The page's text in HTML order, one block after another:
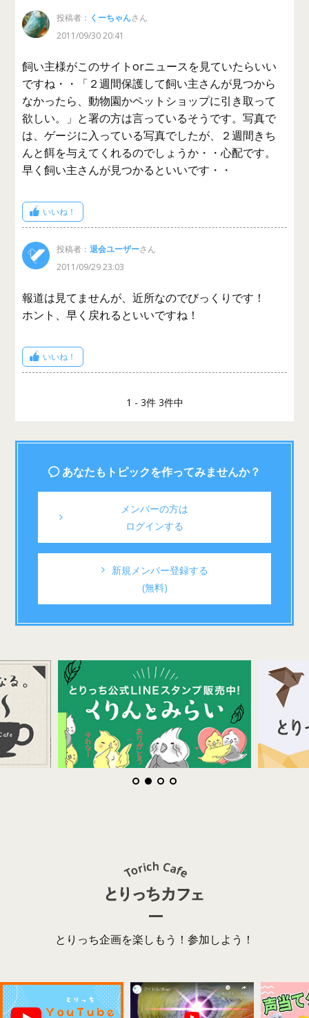
投稿者： くーちゃんさん
2011/09/30 20:41
飼い主様がこのサイトorニュースを見ていたらいい
ですね・・「２週間保護して飼い主さんが見つから
なかったら、動物園かペットショップに引き取って
欲しい。」と署の方は言っているそうです。写真で
は、ゲージに入っている写真でしたが、２週間きち
んと餌を与えてくれるのでしょうか・・心配です。
早く飼い主さんが見つかるといいです・・
いいね！
投稿者：退会ユーザーさん
2011/09/29 23:03
報道は見てませんが、近所なのでびっくりです！
ホント、早く戻れるといいですね！
いいね！
1 - 3件 3件中
あなたもトピックを作ってみませんか？
メンバーの方は
ログインする
新規メンバー登録する
(無料)
とりっち企画を楽しもう！参加しよう！